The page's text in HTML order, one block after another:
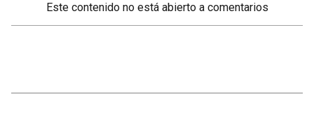
Este contenido no está abierto a comentarios